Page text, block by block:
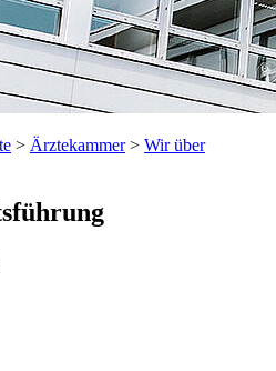
> Ärztekammer> Wir über